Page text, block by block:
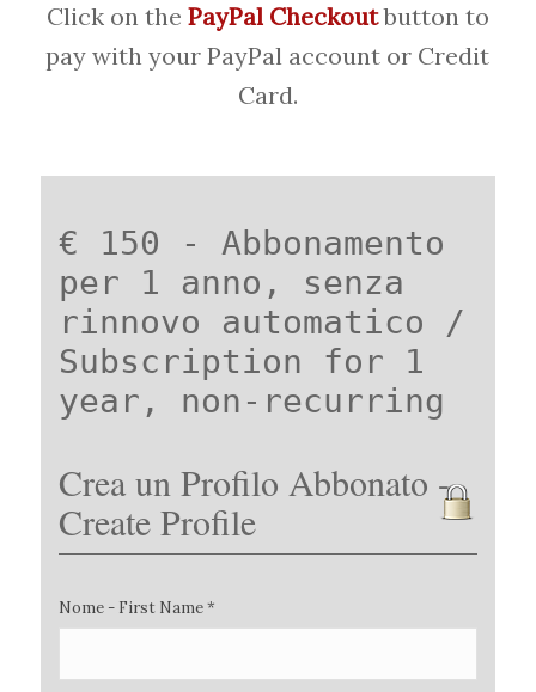
Click on the PayPal Checkoutbutton to
pay with your PayPal account or Credit
Card.
€ 150 - Abbonamento
per 1 anno, senza
rinnovo automatico /
Subscription for 1
year, non-recurring
Crea un Profilo Abbonato -
Create Profile
Nome - First Name *